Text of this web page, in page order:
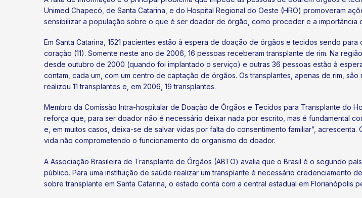
Unimed Chapecó, de Santa Catarina, e do Hospital Regional do Oeste (HRO) promoveram
sensibilizar a população sobre o que é ser doador de órgão, como proceder e a importância
Em Santa Catarina, 1521 pacientes estão à espera de doação de órgãos e tecidos sendo
coração (11). Somente neste ano de 2006, 16 pessoas receberam transplante de rim. Na
desde outubro de 2000 (quando foi implantado o serviço) e outras 36 pessoas estão à
contam, cada um, com um centro de captação de órgãos. Os transplantes, apenas de rim,
realizou 11 transplantes e, em 2006, 19 transplantes.
Membro da Comissão Intra-hospitalar de Doação de Órgãos e Tecidos para Transplante do
reforça que, para ser doador não é necessário deixar nada por escrito, mas é fundamental
e, em muitos casos, deixa-se de salvar vidas por falta do consentimento familiar”,
vida não comprometendo o funcionamento do organismo do doador.
A Associação Brasileira de Transplante de Órgãos (ABTO) avalia que o Brasil é o segundo
público. Para uma instituição de saúde realizar um transplante é necessário credenciamento
sobre transplante em Santa Catarina, o estado conta com a central estadual em